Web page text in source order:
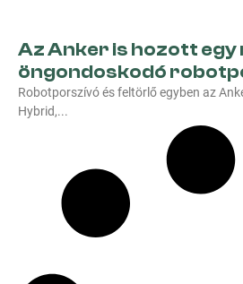
Az Anker is hozott egy
öngondoskodó
Robotporszívó és feltörlő egyben az
Hybrid,